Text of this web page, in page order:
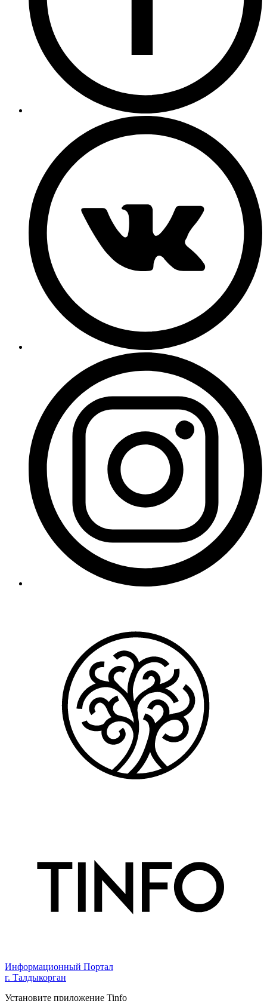
Информационный Портал
г. Талдыкорган
Установите приложение Tinfo